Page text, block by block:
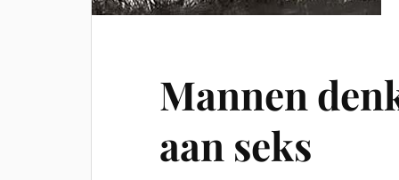
Mannen
aan seks